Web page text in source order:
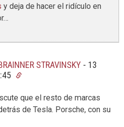
y deja de hacer el ridículo en
STRAVINSKY - 13
que el resto de marcas
de Tesla. Porsche, con su